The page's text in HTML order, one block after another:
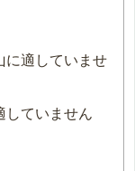
に適していませ
していません